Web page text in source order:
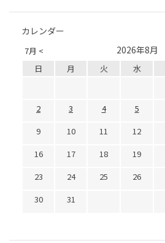
カレンダー
7月 < 2026年8月
日 月 火 水
2
3 4 5
9
10 11 12
16
17 18 19
23
24 25 26
30
31